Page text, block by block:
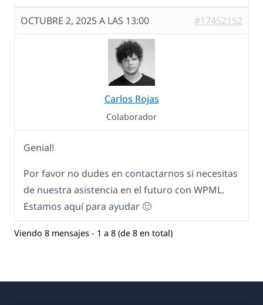
OCTUBRE 2, 2025 A LAS 13:00 #17452152
Carlos Rojas
Colaborador
Genial!
Por favor no dudes en contactarnos si necesitas
de nuestra asistencia en el futuro con WPML.
Estamos aquí para ayudar 🙂
Viendo 8 mensajes - 1 a 8 (de 8 en total)